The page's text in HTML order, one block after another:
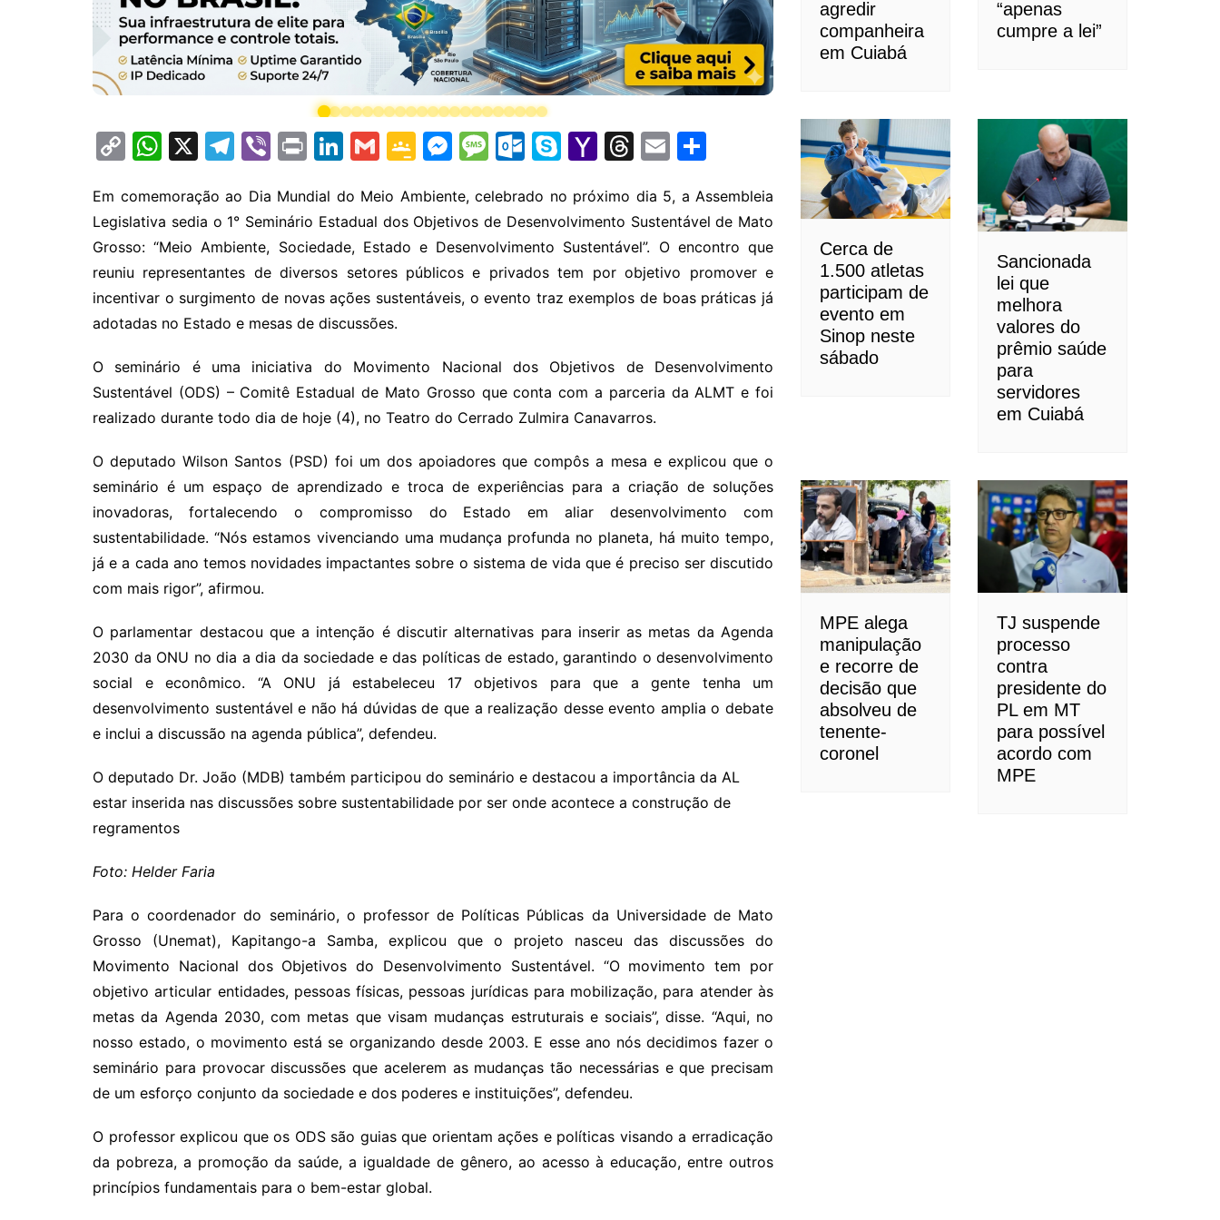
C
p
y
Li
n
k
W
at
s
A
p
p
X
T
e
gr
a
m
Vi
er
Pr
t
Li
k
e
dI
n
G
ai
l
G
o
gl
e
Cl
sr
o
m
M
s
s
e
n
M
s
s
a
g
O
lo
o
k.
c
S
y
p
e
Y
h
o
o
M
T
e
a
d
s
E
ai
l
ar
e
Em comemoração ao Dia Mundial do Meio Ambiente, celebrado no próximo dia 5, a Assembleia
Legislativa sedia o 1° Seminário Estadual dos Objetivos de Desenvolvimento Sustentável de Mato
Grosso: “Meio Ambiente, Sociedade, Estado e Desenvolvimento Sustentável”. O encontro que
reuniu representantes de diversos setores públicos e privados tem por objetivo promover e
incentivar o surgimento de novas ações sustentáveis, o evento traz exemplos de boas práticas já
adotadas no Estado e mesas de discussões.
O seminário é uma iniciativa do Movimento Nacional dos Objetivos de Desenvolvimento
Sustentável (ODS) – Comitê Estadual de Mato Grosso que conta com a parceria da ALMT e foi
realizado durante todo dia de hoje (4), no Teatro do Cerrado Zulmira Canavarros.
O deputado Wilson Santos (PSD) foi um dos apoiadores que compôs a mesa e explicou que o
seminário é um espaço de aprendizado e troca de experiências para a criação de soluções
inovadoras, fortalecendo o compromisso do Estado em aliar desenvolvimento com
sustentabilidade. “Nós estamos vivenciando uma mudança profunda no planeta, há muito tempo,
já e a cada ano temos novidades impactantes sobre o sistema de vida que é preciso ser discutido
com mais rigor”, afirmou.
O parlamentar destacou que a intenção é discutir alternativas para inserir as metas da Agenda
2030 da ONU no dia a dia da sociedade e das políticas de estado, garantindo o desenvolvimento
social e econômico. “A ONU já estabeleceu 17 objetivos para que a gente tenha um
desenvolvimento sustentável e não há dúvidas de que a realização desse evento amplia o debate
e inclui a discussão na agenda pública”, defendeu.
O deputado Dr. João (MDB) também participou do seminário e destacou a importância da AL
estar inserida nas discussões sobre sustentabilidade por ser onde acontece a construção de
regramentos
Foto: Helder Faria
Para o coordenador do seminário, o professor de Políticas Públicas da Universidade de Mato
Grosso (Unemat), Kapitango-a Samba, explicou que o projeto nasceu das discussões do
Movimento Nacional dos Objetivos do Desenvolvimento Sustentável. “O movimento tem por
objetivo articular entidades, pessoas físicas, pessoas jurídicas para mobilização, para atender às
metas da Agenda 2030, com metas que visam mudanças estruturais e sociais”, disse. “Aqui, no
nosso estado, o movimento está se organizando desde 2003. E esse ano nós decidimos fazer o
seminário para provocar discussões que acelerem as mudanças tão necessárias e que precisam
de um esforço conjunto da sociedade e dos poderes e instituições”, defendeu.
O professor explicou que os ODS são guias que orientam ações e políticas visando a erradicação
da pobreza, a promoção da saúde, a igualdade de gênero, ao acesso à educação, entre outros
princípios fundamentais para o bem-estar global.
agredir
companheira
em Cuiabá
“apenas
cumpre a lei”
Cerca de
1.500 atletas
participam de
evento em
Sinop neste
sábado
Sancionada
lei que
melhora
valores do
prêmio saúde
para
servidores
em Cuiabá
MPE alega
manipulação
e recorre de
decisão que
absolveu de
tenente-
coronel
TJ suspende
processo
contra
presidente do
PL em MT
para possível
acordo com
MPE